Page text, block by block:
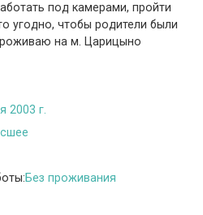
под камерами, пройти
угодно, чтобы родители были
на м. Царицыно
2003 г.
Без проживания